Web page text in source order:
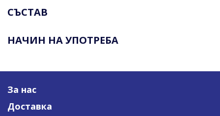
СЪСТАВ
НАЧИН НА УПОТРЕБА
За нас
Доставка